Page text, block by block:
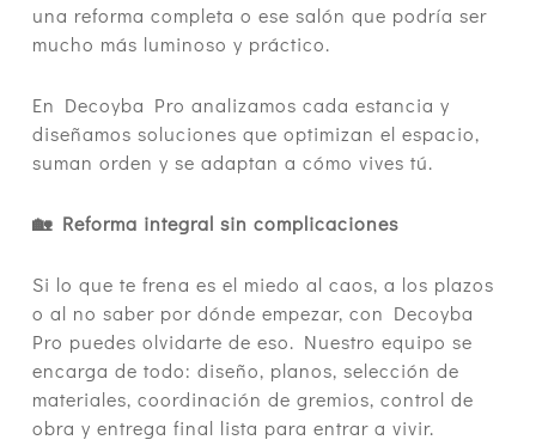
una reforma completa o ese salón que podría ser
mucho más luminoso y práctico.
En Decoyba Pro analizamos cada estancia y
diseñamos soluciones que optimizan el espacio,
suman orden y se adaptan a cómo vives tú.
🏡 Reforma integral sin complicaciones
Si lo que te frena es el miedo al caos, a los plazos
o al no saber por dónde empezar, con Decoyba
Pro puedes olvidarte de eso. Nuestro equipo se
encarga de todo: diseño, planos, selección de
materiales, coordinación de gremios, control de
obra y entrega final lista para entrar a vivir.